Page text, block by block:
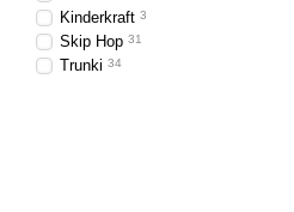
Kinderkraft 3
Skip Hop 31
Trunki 34